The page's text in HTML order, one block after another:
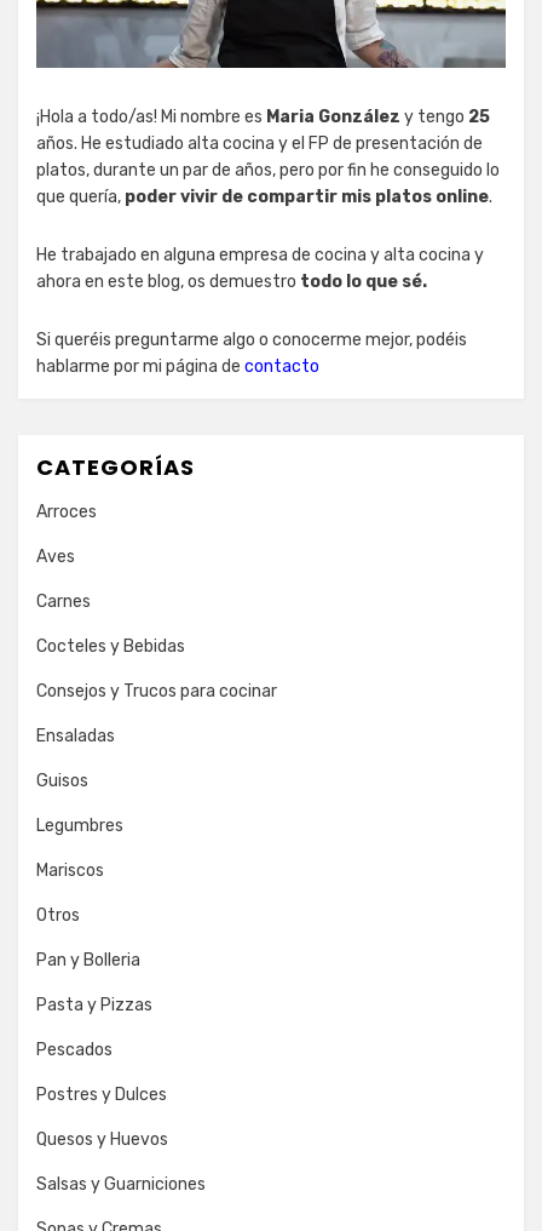
¡Hola a todo/as! Mi nombre es Maria González y tengo 25
años. He estudiado alta cocina y el FP de presentación de
platos, durante un par de años, pero por fin he conseguido lo
que quería, poder vivir de compartir mis platos online.
He trabajado en alguna empresa de cocina y alta cocina y
ahora en este blog, os demuestro todo lo que sé.
Si queréis preguntarme algo o conocerme mejor, podéis
hablarme por mi página de contacto
CATEGORÍAS
Arroces
Aves
Carnes
Cocteles y Bebidas
Consejos y Trucos para cocinar
Ensaladas
Guisos
Legumbres
Mariscos
Otros
Pan y Bolleria
Pasta y Pizzas
Pescados
Postres y Dulces
Quesos y Huevos
Salsas y Guarniciones